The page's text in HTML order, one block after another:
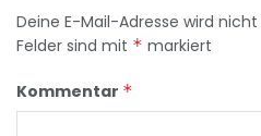
Deine E-Mail-Adresse wird
Felder sind mit * markiert
Kommentar *